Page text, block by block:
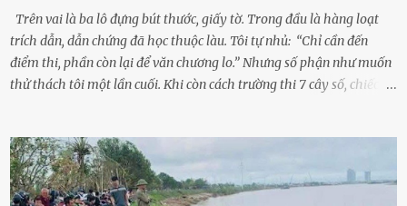
Khoa Hà...
Trên vai là ba lô đựng bút thước, giấy tờ. Trong đầu là hàng loạt
trích dẫn, dẫn chứng đã học thuộc làu. Tôi tự nhủ: “Chỉ cần đến
điểm thi, phần còn lại để văn chương lo.” Nhưng số phận như muốn
thử thách tôi một lần cuối. Khi còn cách trường thi 7 cây số, chiếc xe
sực nhớ – điện thoại đang sạc, sáng nay quên mang theo! Giữa con
đường thưa thớt người qua lại, tôi hoảng loạn vẫy tay xin đi nhờ. –
Chú ơi, cháu đi thi, xe hỏng rồi! Làm ơn cho cháu đi nhờ với! – Cô ơi,